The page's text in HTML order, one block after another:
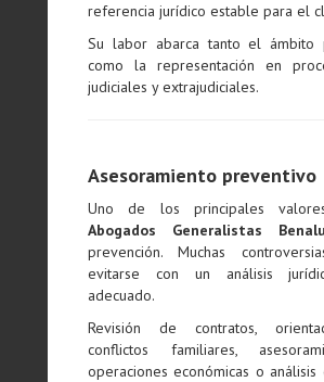
referencia jurídico estable para el
Su labor abarca tanto el ámbito
como la representación en
judiciales y extrajudiciales.
Asesoramiento preventivo
Uno de los principales
Abogados Generalistas
prevención. Muchas
evitarse con un análisis
adecuado.
Revisión de contratos,
conflictos familiares,
operaciones económicas o análisis